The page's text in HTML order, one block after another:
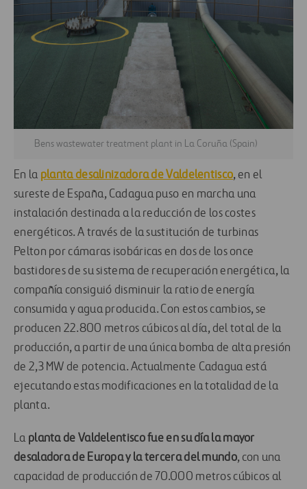
Bens wastewater treatment plant in La Coruña (Spain)
En la planta desalinizadora de Valdelentisco, en el
sureste de España, Cadagua puso en marcha una
instalación destinada a la reducción de los costes
energéticos. A través de la sustitución de turbinas
Pelton por cámaras isobáricas en dos de los once
bastidores de su sistema de recuperación energética, la
compañía consiguió disminuir la ratio de energía
consumida y agua producida. Con estos cambios, se
producen 22.800 metros cúbicos al día, del total de la
producción, a partir de una única bomba de alta presión
de 2,3 MW de potencia. Actualmente Cadagua está
ejecutando estas modificaciones en la totalidad de la
planta.
La planta de Valdelentisco fue en su día la mayor
desaladora de Europa y la tercera del mundo, con una
capacidad de producción de 70.000 metros cúbicos al